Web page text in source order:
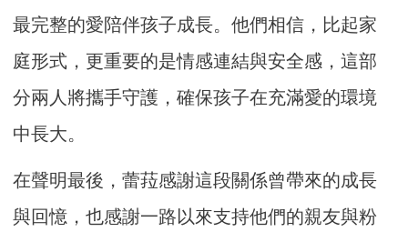
最完整的愛陪伴孩子成長。他們相信，比起家
庭形式，更重要的是情感連結與安全感，這部
分兩人將攜手守護，確保孩子在充滿愛的環境
中長大。
在聲明最後，蕾菈感謝這段關係曾帶來的成長
與回憶，也感謝一路以來支持他們的親友與粉